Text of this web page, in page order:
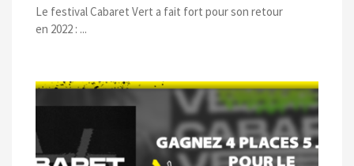
Le festival Cabaret Vert a fait fort pour son retour
en 2022 : ...